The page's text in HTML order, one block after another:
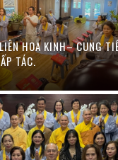
HOA KINH– CUNG
TÁC.